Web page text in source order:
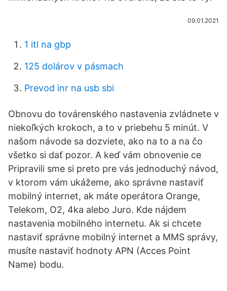
09.01.2021
1 itl na gbp
125 dolárov v pásmach
Prevod inr na usb sbi
Obnovu do továrenského nastavenia zvládnete v
niekoľkých krokoch, a to v priebehu 5 minút. V
našom návode sa dozviete, ako na to a na čo
všetko si dať pozor. A keď vám obnovenie ce
Pripravili sme si preto pre vás jednoduchý návod,
v ktorom vám ukážeme, ako správne nastaviť
mobilný internet, ak máte operátora Orange,
Telekom, O2, 4ka alebo Juro. Kde nájdem
nastavenia mobilného internetu. Ak si chcete
nastaviť správne mobilný internet a MMS správy,
musíte nastaviť hodnoty APN (Acces Point
Name) bodu.